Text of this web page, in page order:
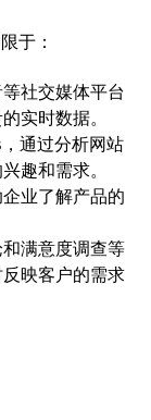
于：
社交媒体平台
实时数据。
通过分析网站
趣和需求。
企业了解产品的
满意度调查等
映客户的需求